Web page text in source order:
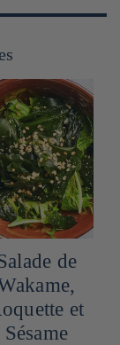
de
et